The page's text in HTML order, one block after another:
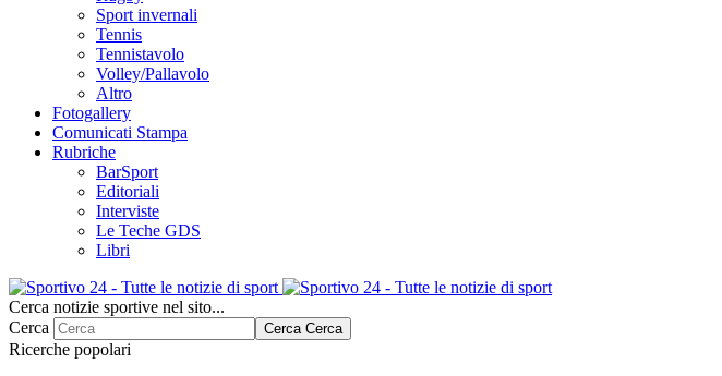
Sport invernali
Tennis
Tennistavolo
Volley/Pallavolo
Altro
Fotogallery
Comunicati Stampa
Rubriche
BarSport
Editoriali
Interviste
Le Teche GDS
Libri
Cerca notizie sportive nel sito...
Cerca
Cerca Cerca
Ricerche popolari